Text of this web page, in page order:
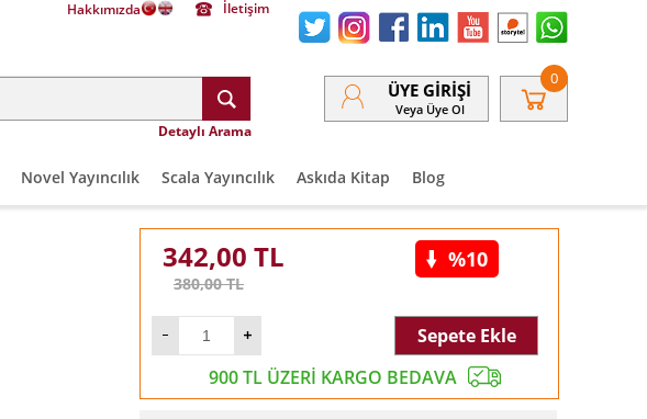
Hakkımızda İletişim
Detaylı Arama
ÜYE GIRIŞI
Veya Üye Ol
0
Novel Yayıncılık Scala Yayıncılık Askıda Kitap Blog
342,00 TL
380,00TL
%10
Sepete Ekle
900 TL ÜZERİ KARGO BEDAVA